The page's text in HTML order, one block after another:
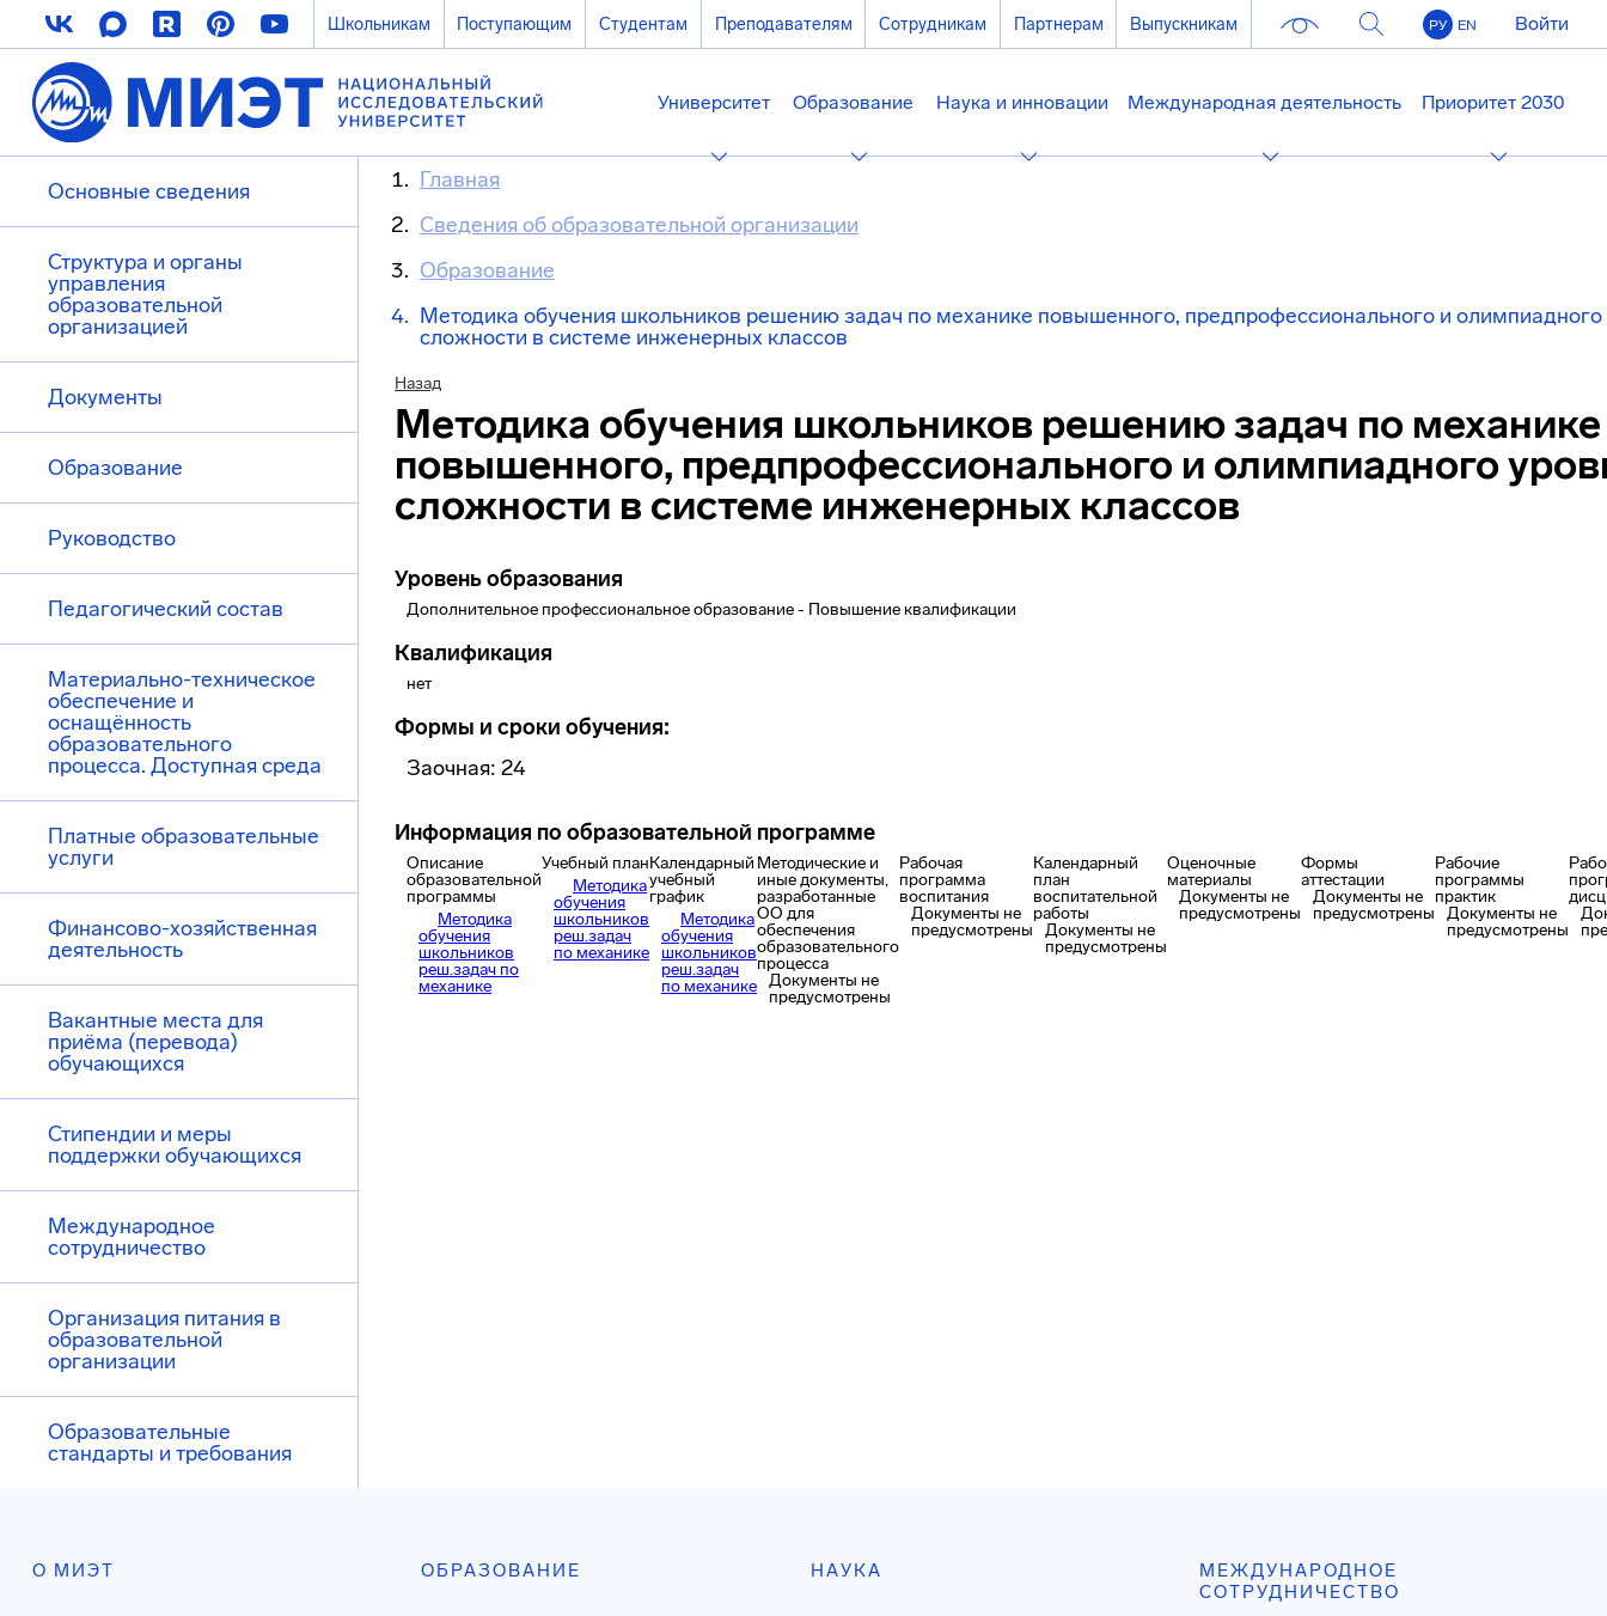
Школьникам Поступающим Студентам Преподавателям Сотрудникам Партнерам Выпускникам РУ EN Войти
Университет Образование Наука и инновации Международная деятельность Приоритет 2030
Основные сведения
Структура и органы
управления
образовательной
организацией
Документы
Образование
Руководство
Педагогический состав
Материально-техническое
обеспечение и
оснащённость
образовательного
процесса. Доступная среда
Платные образовательные
услуги
Финансово-хозяйственная
деятельность
Вакантные места для
приёма (перевода)
обучающихся
Стипендии и меры
поддержки обучающихся
Международное
сотрудничество
Организация питания в
образовательной
организации
Образовательные
стандарты и требования
Главная
Сведения об образовательной организации
Образование
Методика обучения школьников решению задач по механике повышенного, предпрофессионального и олимпиадного
сложности в системе инженерных классов
Назад
Методика обучения школьников решению задач по механике
повышенного, предпрофессионального и олимпиадного
сложности в системе инженерных классов
Уровень образования
Дополнительное профессиональное образование - Повышение квалификации
Квалификация
нет
Формы и сроки обучения:
Заочная: 24
Информация по образовательной программе
Описание
образовательной
программы
Методика
обучения
школьников
реш.задач по
механике
Учебный план
Методика
обучения
школьников
реш.задач
по механике
Календарный
учебный
график
Методика
обучения
школьников
реш.задач
по механике
Методические и
иные документы,
разработанные
ОО для
обеспечения
образовательного
процесса
Документы не
предусмотрены
Рабочая
программа
воспитания
Документы не
предусмотрены
Календарный
план
воспитательной
работы
Документы не
предусмотрены
Оценочные
материалы
Документы не
предусмотрены
Формы
аттестации
Документы не
предусмотрены
Рабочие
программы
практик
Документы не
предусмотрены
О МИЭТ ОБРАЗОВАНИЕ НАУКА
МЕЖДУНАРОДНОЕ
СОТРУДНИЧЕСТВО